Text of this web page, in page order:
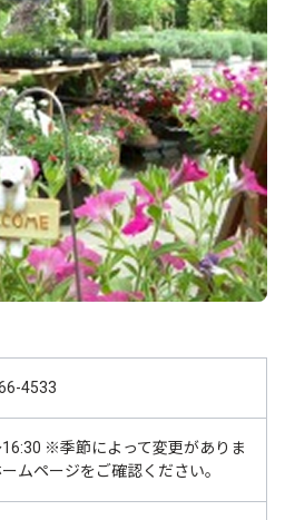
4533
※季節によって変更がありま
ムページをご確認ください。